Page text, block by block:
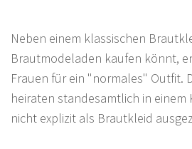
Neben einem klassischen
Brautmodeladen kaufen könnt,
Frauen für ein "normales" Outfit.
heiraten standesamtlich in einem
nicht explizit als Brautkleid